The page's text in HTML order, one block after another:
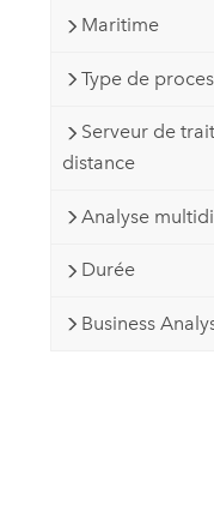
Maritime
Type de
Serveur de
distance
Analyse
Durée
Business